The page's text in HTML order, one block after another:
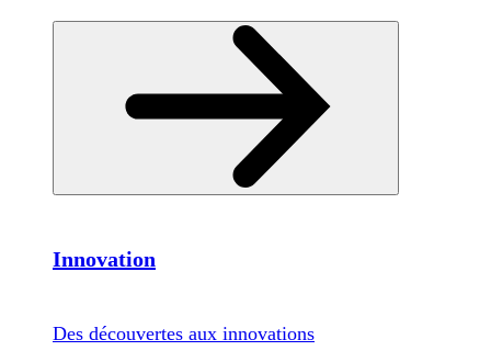
Innovation
Des découvertes aux innovations